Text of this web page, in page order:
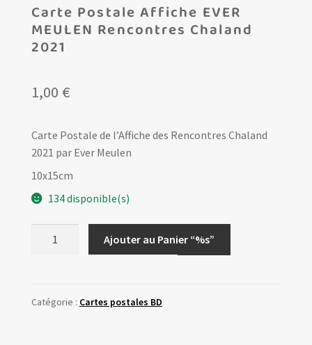
Carte Postale Affiche EVER
MEULEN Rencontres Chaland
2021
1,00 €
Carte Postale de l’Affiche des Rencontres Chaland
2021 par Ever Meulen
10x15cm
134 disponible(s)
Affiche
Ajouter au Panier “%s”
Catégorie : Cartes postales BD